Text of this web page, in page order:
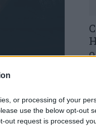
or processing of your
use the below opt-out
out request is processed
deteve,
contra a